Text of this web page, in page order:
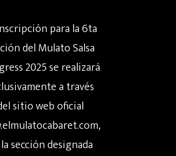
search or ESC to close
para la 6ta
del Mulato Salsa
2025 se realizará
a través
sitio web oficial
sección designada